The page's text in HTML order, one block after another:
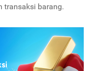
transaksi barang.